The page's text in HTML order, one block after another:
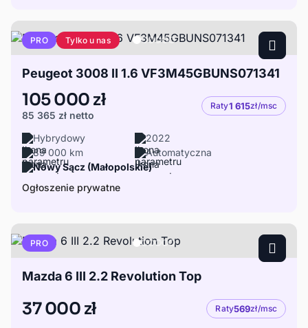
PRO Tylko u nas
Peugeot 3008 II 1.6 VF3M45GBUNS071341
105 000 zł
85 365 zł netto
Raty1 615zł/msc
Hybrydowy
2022
89 000 km
Automatyczna
Nowy Sącz (Małopolskie)
Ogłoszenie prywatne
PRO
Mazda 6 III 2.2 Revolution Top
37 000 zł Raty569zł/msc